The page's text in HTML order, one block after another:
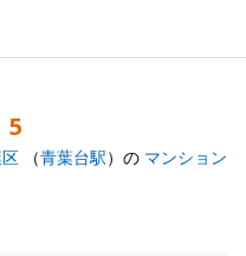
やご相談がございまし
ませ。
5
（青葉台駅）の マンション